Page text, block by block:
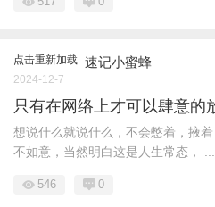
点击重新加载 速记小蜜蜂
2024-12-7
只有在网络上才可以肆意的
想说什么就说什么，不会憋着，掖
不如意，当然明白这是人生常态， ...
546 0